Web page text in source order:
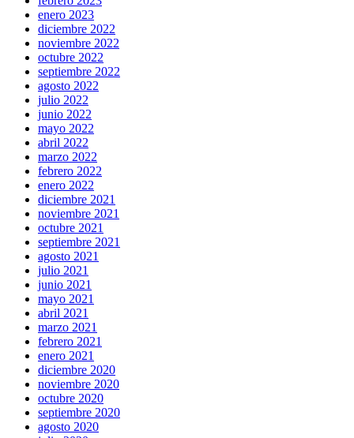
enero 2023
diciembre 2022
noviembre 2022
octubre 2022
septiembre 2022
agosto 2022
julio 2022
junio 2022
mayo 2022
abril 2022
marzo 2022
febrero 2022
enero 2022
diciembre 2021
noviembre 2021
octubre 2021
septiembre 2021
agosto 2021
julio 2021
junio 2021
mayo 2021
abril 2021
marzo 2021
febrero 2021
enero 2021
diciembre 2020
noviembre 2020
octubre 2020
septiembre 2020
agosto 2020